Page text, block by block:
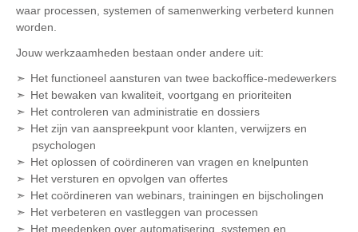
waar processen, systemen of samenwerking verbeterd kunnen
worden.
Jouw werkzaamheden bestaan onder andere uit:
Het functioneel aansturen van twee backoffice-medewerkers
Het bewaken van kwaliteit, voortgang en prioriteiten
Het controleren van administratie en dossiers
Het zijn van aanspreekpunt voor klanten, verwijzers en
psychologen
Het oplossen of coördineren van vragen en knelpunten
Het versturen en opvolgen van offertes
Het coördineren van webinars, trainingen en bijscholingen
Het verbeteren en vastleggen van processen
Het meedenken over automatisering, systemen en